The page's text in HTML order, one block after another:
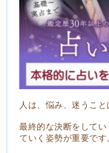
人は、悩み、迷うこと
最終的な決断をして
ていく姿勢が重要です